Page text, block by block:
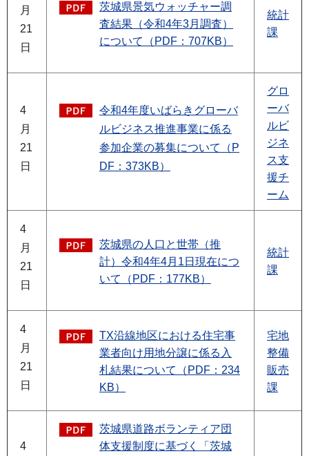
月
21
日
茨城県景気ウォッチャー調
査結果（令和4年3月調査）
について（PDF：707KB）
統計
課
4
月
21
日
令和4年度いばらきグローバ
ルビジネス推進事業に係る
参加企業の募集について（P
DF：373KB）
グロ
ーバ
ルビ
ジネ
ス支
援チ
ーム
4
月
21
日
茨城県の人口と世帯（推
計）令和4年4月1日現在につ
いて（PDF：177KB）
統計
課
4
月
21
日
TX沿線地区における住宅事
業者向け用地分譲に係る入
札結果について（PDF：234
KB）
宅地
整備
販売
課
4
茨城県道路ボランティア団
体支援制度に基づく「茨城